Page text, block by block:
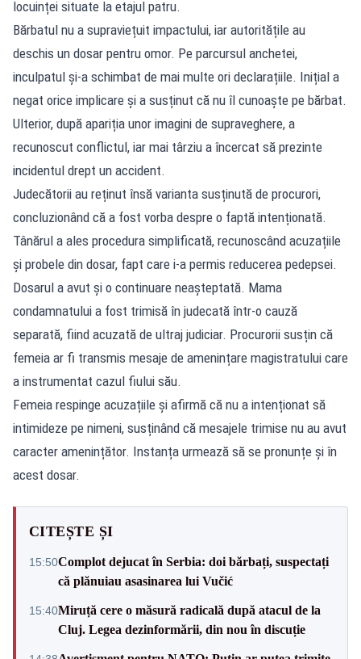
locuinței situate la etajul patru.
Bărbatul nu a supraviețuit impactului, iar autoritățile au
deschis un dosar pentru omor. Pe parcursul anchetei,
inculpatul și-a schimbat de mai multe ori declarațiile. Inițial a
negat orice implicare și a susținut că nu îl cunoaște pe bărbat.
Ulterior, după apariția unor imagini de supraveghere, a
recunoscut conflictul, iar mai târziu a încercat să prezinte
incidentul drept un accident.
Judecătorii au reținut însă varianta susținută de procurori,
concluzionând că a fost vorba despre o faptă intenționată.
Tânărul a ales procedura simplificată, recunoscând acuzațiile
și probele din dosar, fapt care i-a permis reducerea pedepsei.
Dosarul a avut și o continuare neașteptată. Mama
condamnatului a fost trimisă în judecată într-o cauză
separată, fiind acuzată de ultraj judiciar. Procurorii susțin că
femeia ar fi transmis mesaje de amenințare magistratului care
a instrumentat cazul fiului său.
Femeia respinge acuzațiile și afirmă că nu a intenționat să
intimideze pe nimeni, susținând că mesajele trimise nu au avut
caracter amenințător. Instanța urmează să se pronunțe și în
acest dosar.
CITEȘTE ȘI
15:50Complot dejucat în Serbia: doi bărbați, suspectați
că plănuiau asasinarea lui Vučić
15:40Miruță cere o măsură radicală după atacul de la
Cluj. Legea dezinformării, din nou în discuție